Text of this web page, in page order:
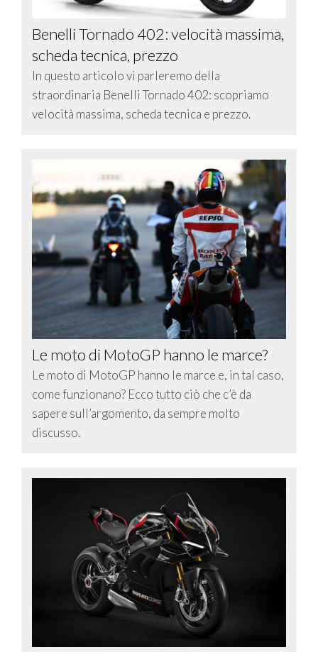
Benelli Tornado 402: velocità massima,
scheda tecnica, prezzo
In questo articolo vi parleremo della
straordinaria Benelli Tornado 402: scopriamo
velocità massima, scheda tecnica e prezzo.
Le moto di MotoGP hanno le marce?
Le moto di MotoGP hanno le marce e, in tal caso,
come funzionano? Ecco tutto ciò che c’è da
sapere sull’argomento, da sempre molto
discusso.